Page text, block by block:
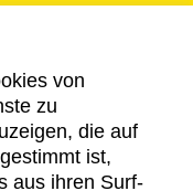
von
zu
die auf
ist,
aus ihren Surf-